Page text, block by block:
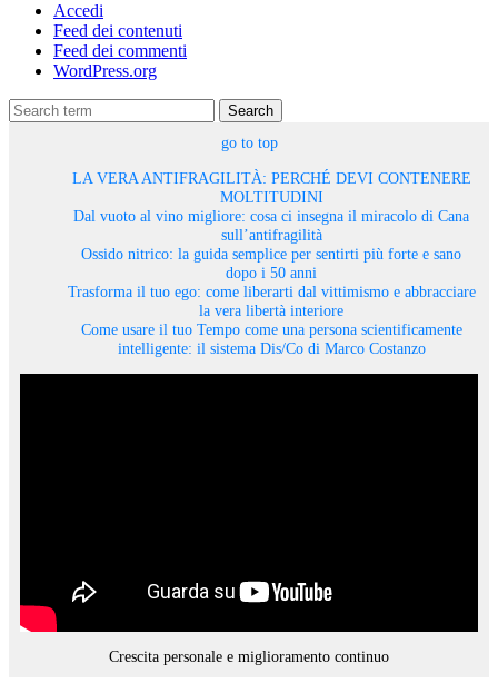
Accedi
Feed dei contenuti
Feed dei commenti
WordPress.org
Search
go to top
LA VERA ANTIFRAGILITÀ: PERCHÉ DEVI CONTENERE
MOLTITUDINI
Dal vuoto al vino migliore: cosa ci insegna il miracolo di Cana
sull’antifragilità
Ossido nitrico: la guida semplice per sentirti più forte e sano
dopo i 50 anni
Trasforma il tuo ego: come liberarti dal vittimismo e abbracciare
la vera libertà interiore
Come usare il tuo Tempo come una persona scientificamente
intelligente: il sistema Dis/Co di Marco Costanzo
Crescita personale e miglioramento continuo